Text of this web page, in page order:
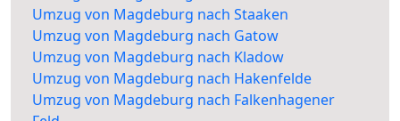
Umzug von Magdeburg nach Staaken
Umzug von Magdeburg nach Gatow
Umzug von Magdeburg nach Kladow
Umzug von Magdeburg nach Hakenfelde
Umzug von Magdeburg nach Falkenhagener